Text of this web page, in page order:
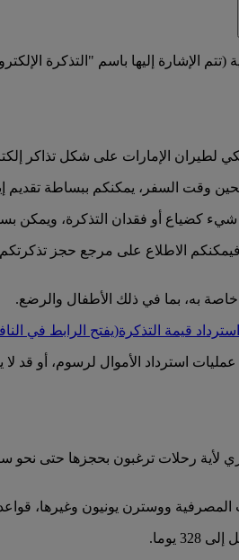
الإشارة إليها باسم "التذكرة
لطيران الإمارات على شكل تذاكر
السفر، يمكنكم ببساطة تقديم
كضياع أو فقدان التذكرة، ويمكن
الاطلاع على مرجع حجز تذكرتكم
به، بما في ذلك الأطفال والرضع.
قيمة التذكرة(يفتح الرابط في
استرداد الأموال لرسوم، أو قد
لأية رحلات ترغبون بحجزها حتى
ووسترن يونيون وغيرها،
يوما.